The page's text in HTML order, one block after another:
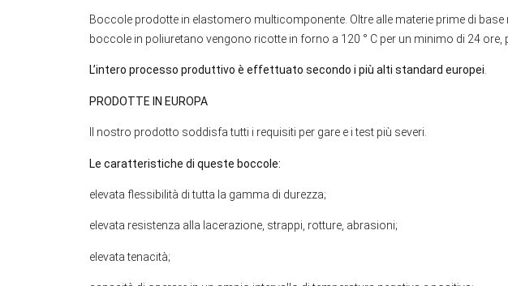
Boccole prodotte in elastomero multicomponente. Oltre alle materie prime di
boccole in poliuretano vengono ricotte in forno a 120 ° C per un minimo di 24 ore,
L’intero processo produttivo è effettuato secondo i più alti standard europei.
PRODOTTE IN EUROPA
Il nostro prodotto soddisfa tutti i requisiti per gare e i test più severi.
Le caratteristiche di queste boccole:
elevata flessibilità di tutta la gamma di durezza;
elevata resistenza alla lacerazione, strappi, rotture, abrasioni;
elevata tenacità;